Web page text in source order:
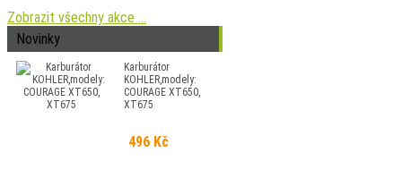
Zobrazit všechny akce ...
Novinky
Karburátor
KOHLER,modely:
COURAGE XT650,
XT675
496 Kč